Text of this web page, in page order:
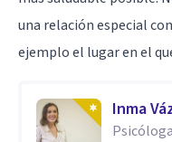
una relación especial
ejemplo el lugar en el
Inma